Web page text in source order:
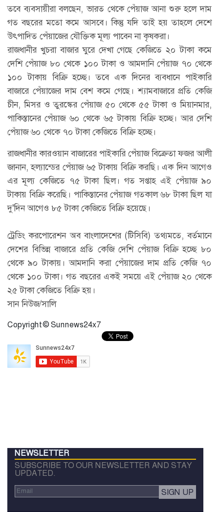
তবে ব্যবসায়ীরা বলছেন, ভারত থেকে পেঁয়াজ আনা শুরু হলে দাম
গত বছরের মতো কমে আসবে। কিন্তু যদি তাই হয় তাহলে দেশে
উৎপাদিত পেঁয়াজের যৌক্তিক মূল্য পাবেন না কৃষকরা।
রাজধানীর খুচরা বাজার ঘুরে দেখা গেছে কেজিতে ২০ টাকা কমে
দেশি পেঁয়াজ ৮০ থেকে ১০০ টাকা ও আমদানি পেঁয়াজ ৭০ থেকে
১০০ টাকায় বিক্রি হচ্ছে। তবে এক দিনের ব্যবধানে পাইকারি
বাজারে পেঁয়াজের দাম বেশ কমে গেছে। শ্যামবাজারে প্রতি কেজি
চীন, মিসর ও তুরস্কের পেঁয়াজ ৫০ থেকে ৫৫ টাকা ও মিয়ানমার,
পাকিস্তানের পেঁয়াজ ৬০ থেকে ৬৫ টাকায় বিক্রি হচ্ছে। আর দেশি
পেঁয়াজ ৬০ থেকে ৭০ টাকা কেজিতে বিক্রি হচ্ছে।
রাজধানীর কারওয়ান বাজারের পাইকারি পেঁয়াজ বিক্রেতা ফজর আলী
জানান, হল্যান্ডের পেঁয়াজ ৬৫ টাকায় বিক্রি করছি। এক দিন আগেও
এর মূল্য কেজিতে ৭৫ টাকা ছিল। গত সপ্তাহ এই পেঁয়াজ ৯০
টাকায় বিক্রি করেছি। পাকিস্তানের পেঁয়াজ গতকাল ৬৮ টাকা ছিল যা
দু'দিন আগেও ৮৫ টাকা কেজিতে বিক্রি হয়েছে।
ট্রেডিং করপোরেশন অব বাংলাদেশের (টিসিবি) তথ্যমতে, বর্তমানে
দেশের বিভিন্ন বাজারে প্রতি কেজি দেশি পেঁয়াজ বিক্রি হচ্ছে ৮০
থেকে ৯০ টাকায়। আমদানি করা পেঁয়াজের দাম প্রতি কেজি ৭০
থেকে ১০০ টাকা। গত বছরের একই সময়ে এই পেঁয়াজ ২০ থেকে
২৫ টাকা কেজিতে বিক্রি হয়।
সান নিউজ/সালি
Copyright © Sunnews24x7
NEWSLETTER
SUBSCRIBE TO OUR NEWSLETTER AND STAY
UPDATED.